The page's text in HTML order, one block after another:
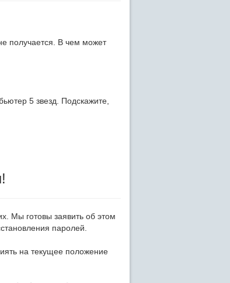
получается. В чем может
5 звезд. Подскажите,
Мы готовы заявить об этом
паролей.
на текущее положение